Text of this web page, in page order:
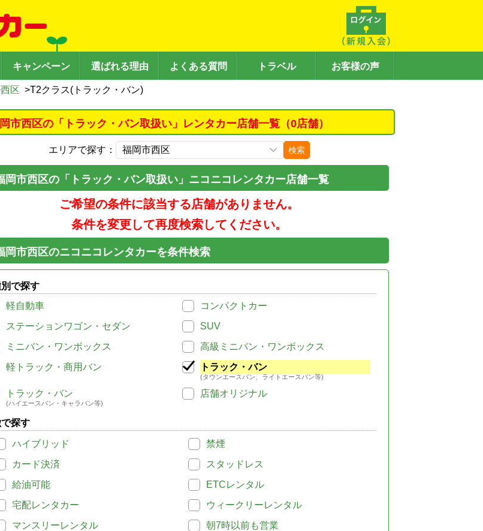
キャンペーン 選ばれる理由 よくある質問 トラベル お客様の声
西区 >T2クラス(トラック・バン)
市西区の「トラック・バン取扱い」レンタカー店舗一覧（0店舗）
エリアで探す： 検索
岡市西区の「トラック・バン取扱い」ニコニコレンタカー店舗一覧
ご希望の条件に該当する店舗がありません。
条件を変更して再度検索してください。
岡市西区のニコニコレンタカーを条件検索
で探す
軽自動車
コンパクトカー
ステーションワゴン・セダン
SUV
ミニバン・ワンボックス
高級ミニバン・ワンボックス
軽トラック・商用バン
トラック・バン
(タウンエースバン、ライトエースバン等)
トラック・バン
(ハイエースバン・キャラバン等)
店舗オリジナル
探す
ハイブリッド
禁煙
カード決済
スタッドレス
給油可能
ETCレンタル
宅配レンタカー
ウィークリーレンタル
マンスリーレンタル
朝7時以前も営業